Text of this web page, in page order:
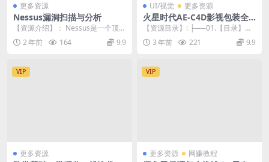
更多资源
Nessus漏洞扫描与分析
【资源介绍】： Nessus是一个顶级
的漏洞扫描程序,利用它可以获得被
扫描计算机...
2 年前 164 9.9
UI/视觉 更多资源
火星时代AE-C4D影视包装全
能设计师班
【资源目录】: ├──01.【目录】
【必看】 | ├──课程截图1.jpg 9
7... 3 年前 221 9.9
VIP
更多资源
VIP
更多资源 网赚教程